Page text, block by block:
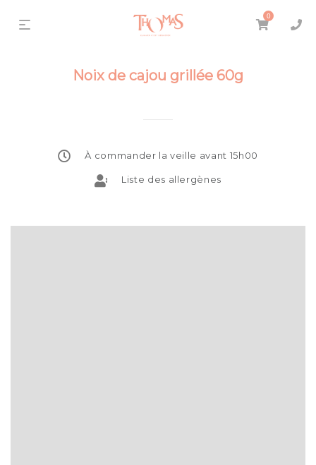
0
Noix de cajou grillée 60g
À commander la veille avant 15h00
Liste des allergènes